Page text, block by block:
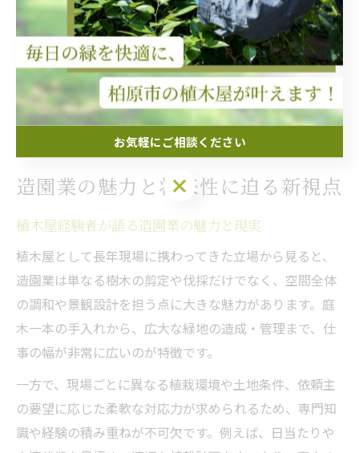
実際の現場では、依頼主との打ち合わせや提案も多いた
め、コミュニケーション能力やプレゼン力も磨いておく
と良いでしょう。これらの強みが、将来的なキャリアの
広がりや独立開業の実現にもつながります。
造園業の魅力と将来性に迫る新視点
植木屋経験者が語る造園業の魅力と現実
植木屋として長年現場に携わってきた立場から見ると、
造園業は単なる樹木の剪定や伐採だけでなく、空間全体
の調和や景観設計を担う点に大きな魅力があります。庭
木一本の手入れから、広大な緑地の造成・管理まで、仕
事の幅が非常に広いのが特徴です。
一方で、現場ごとに異なる植栽環境や土地条件、依頼主
の要望に応じた柔軟な対応力が求められるため、専門知
識や経験の積み重ねが不可欠です。例えば、日当たりや
お気軽にご相談ください
お気軽にご相談ください